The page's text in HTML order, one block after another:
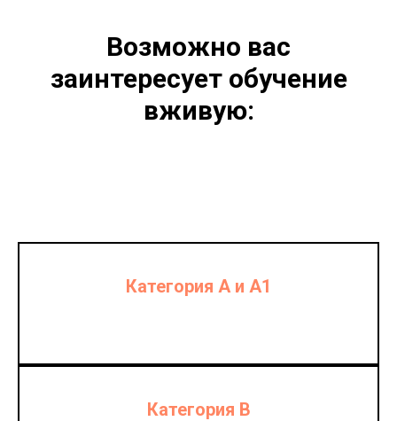
Возможно вас
заинтересует обучение
вживую:
Категория A и А1
Категория B